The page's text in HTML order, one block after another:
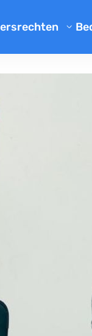
Vertraging
Vlucht
voor
over
Stakingen